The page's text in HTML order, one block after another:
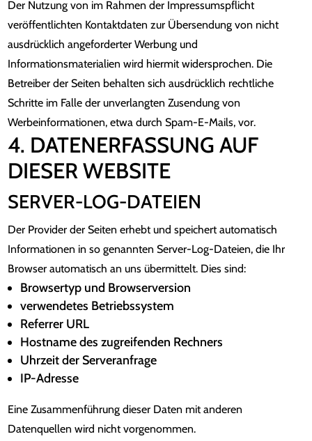
Der Nutzung von im Rahmen der Impressumspflicht
veröffentlichten Kontaktdaten zur Übersendung von nicht
ausdrücklich angeforderter Werbung und
Informationsmaterialien wird hiermit widersprochen. Die
Betreiber der Seiten behalten sich ausdrücklich rechtliche
Schritte im Falle der unverlangten Zusendung von
Werbeinformationen, etwa durch Spam-E-Mails, vor.
4. DATENERFASSUNG AUF
DIESER WEBSITE
SERVER-LOG-DATEIEN
Der Provider der Seiten erhebt und speichert automatisch
Informationen in so genannten Server-Log-Dateien, die Ihr
Browser automatisch an uns übermittelt. Dies sind:
Browsertyp und Browserversion
verwendetes Betriebssystem
Referrer URL
Hostname des zugreifenden Rechners
Uhrzeit der Serveranfrage
IP-Adresse
Eine Zusammenführung dieser Daten mit anderen
Datenquellen wird nicht vorgenommen.